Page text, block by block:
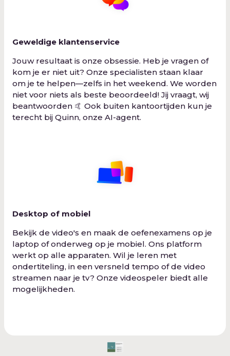
Geweldige klantenservice
Jouw resultaat is onze obsessie. Heb je vragen of
kom je er niet uit? Onze specialisten staan klaar
om je te helpen—zelfs in het weekend. We worden
niet voor niets als beste beoordeeld! Jij vraagt, wij
beantwoorden 🤙 Ook buiten kantoortijden kun je
terecht bij Quinn, onze AI-agent.
Desktop of mobiel
Bekijk de video's en maak de oefenexamens op je
laptop of onderweg op je mobiel. Ons platform
werkt op alle apparaten. Wil je leren met
ondertiteling, in een versneld tempo of de video
streamen naar je tv? Onze videospeler biedt alle
mogelijkheden.